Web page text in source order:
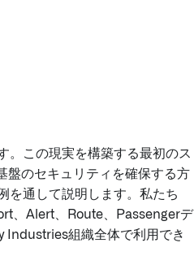
。この現実を構築する最初のス
盤のセキュリティを確保する方
を通して説明します。私たち
、Alert、Route、Passengerデ
Industries組織全体で利用でき